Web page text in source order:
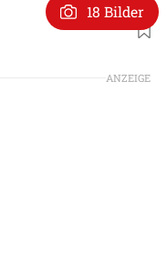
Foto: Saab
18 Bilder
ANZEIGE